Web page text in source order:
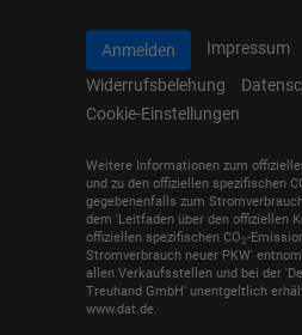
Anmelden Impressum
Widerrufsbelehung
Cookie-Einstellungen
Weitere Informationen zum
und zu den offiziellen spezifischen
gegebenenfalls zum
dem 'Leitfaden über den offiziellen
offiziellen spezifischen CO2-
Stromverbrauch neuer PKW'
allen Verkaufsstellen und bei der
Treuhand GmbH' unentgeltlich
www.dat.de.